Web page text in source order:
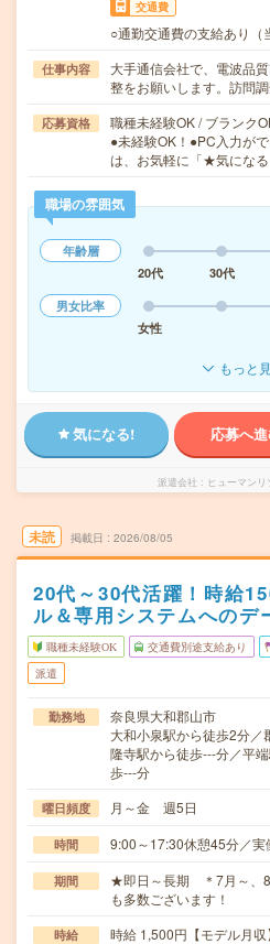
交通費
○通勤交通費の支給あり（
仕事内容
大手通信会社で、電波品
整をお願いします。訪問
応募資格
職種未経験OK / ブランク
●未経験OK！●PC入力が
は、お気軽に「★気にな
職場の雰囲気
年齢層
20代
30代
男女比率
女性
もっと
気になる! 応募へ
派遣会社 ヒューマン
未読 掲載日 2026/08/05
20代～30代活躍！時給
ル＆専用システムへのデ
職種未経験OK 交通費別途支給あり
派遣
勤務地
奈良県大和郡山市
大和小泉駅から徒歩2分
隆寺駅から徒歩---分／平
歩---分
曜日頻度 月～金 週5日
時間 9:00～17:30休憩45分／
期間
★即日～長期 ＊7月～、8
も多数ございます！
時給
時給 1,500円【モデル月